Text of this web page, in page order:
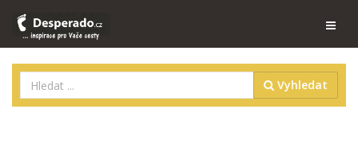
Vyhledat